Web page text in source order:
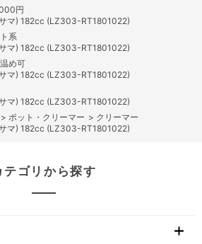
円
マ) 182cc (LZ303-RT1801022)
系
マ) 182cc (LZ303-RT1801022)
め可
マ) 182cc (LZ303-RT1801022)
マ) 182cc (LZ303-RT1801022)
> ポット・クリーマー > クリーマー
マ) 182cc (LZ303-RT1801022)
テゴリから探す